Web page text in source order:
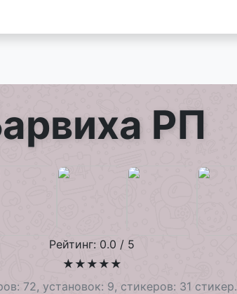
РП
Рейтинг: 0.0 / 5
★ ★ ★ ★ ★
72, установок: 9, стикеров: 31 стикер.